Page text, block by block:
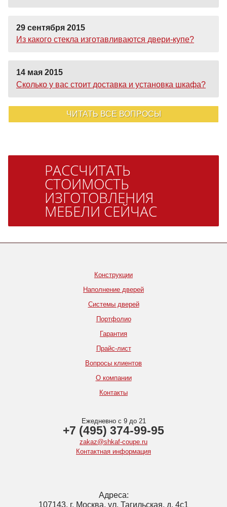
29 сентября 2015
Из какого стекла изготавливаются двери-купе?
14 мая 2015
Сколько у вас стоит доставка и установка шкафа?
ЧИТАТЬ ВСЕ ВОПРОСЫ
РАССЧИТАТЬ
СТОИМОСТЬ
ИЗГОТОВЛЕНИЯ
МЕБЕЛИ СЕЙЧАС
Конструкции
Наполнение дверей
Системы дверей
Портфолио
Гарантия
Прайс-лист
Вопросы клиентов
О компании
Контакты
Ежедневно с 9 до 21
+7 (495) 374-99-95
zakaz@shkaf-coupe.ru
Контактная информация
Адреса:
107143, г. Москва, ул. Тагильская, д. 4с1